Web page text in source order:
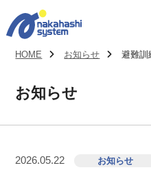
HOME お知らせ 避難訓
お知らせ
2026.05.22 お知らせ